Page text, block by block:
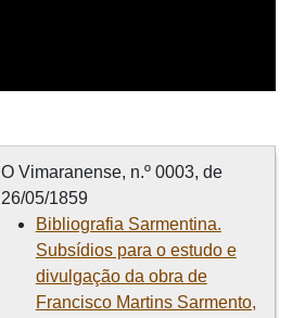
O Vimaranense, n.º 0003, de
26/05/1859
Bibliografia Sarmentina.
Subsídios para o estudo e
divulgação da obra de
Francisco Martins Sarmento,